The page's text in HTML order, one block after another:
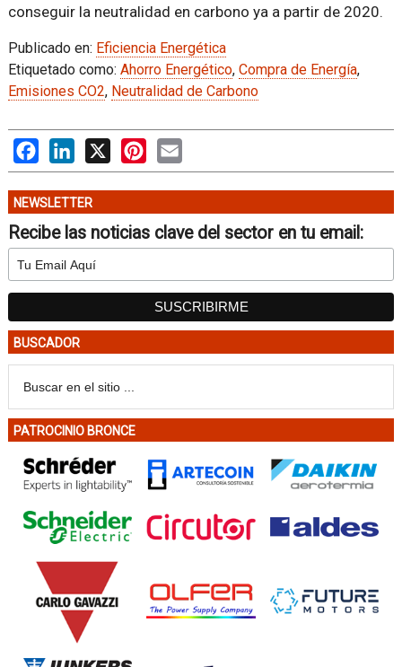
conseguir la neutralidad en carbono ya a partir de 2020.
Publicado en: Eficiencia Energética
Etiquetado como: Ahorro Energético, Compra de Energía,
Emisiones CO2, Neutralidad de Carbono
FacebookLinkedIn
X PinterestEmail
NEWSLETTER
Recibe las noticias clave del sector en tu email:
BUSCADOR
PATROCINIO BRONCE